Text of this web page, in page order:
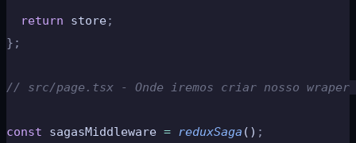
  return
store;
};
// src/page.tsx - Onde iremos criar nosso wraper
const sagasMiddleware = reduxSaga () ;